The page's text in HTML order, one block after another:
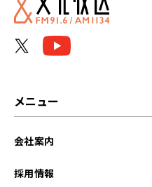
メニュー
会社案内
採用情報